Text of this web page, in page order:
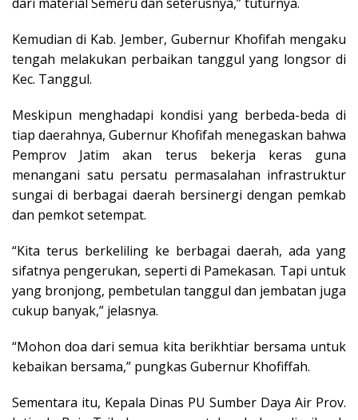
Kemudian di Kab. Jember, Gubernur Khofifah mengaku
tengah melakukan perbaikan tanggul yang longsor di
Kec. Tanggul.
Meskipun menghadapi kondisi yang berbeda-beda di
tiap daerahnya, Gubernur Khofifah menegaskan bahwa
Pemprov Jatim akan terus bekerja keras guna
menangani satu persatu permasalahan infrastruktur
sungai di berbagai daerah bersinergi dengan pemkab
dan pemkot setempat.
“Kita terus berkeliling ke berbagai daerah, ada yang
sifatnya pengerukan, seperti di Pamekasan. Tapi untuk
yang bronjong, pembetulan tanggul dan jembatan juga
cukup banyak,” jelasnya.
“Mohon doa dari semua kita berikhtiar bersama untuk
kebaikan bersama,” pungkas Gubernur Khofiffah.
Sementara itu, Kepala Dinas PU Sumber Daya Air Prov.